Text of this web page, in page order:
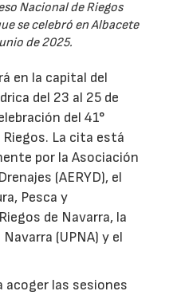
Nacional de Riegos
se celebró en Albacete
de 2025.
en la capital del
del 23 al 25 de
del 41°
La cita está
por la Asociación
(AERYD), el
Pesca y
de Navarra, la
(UPNA) y el
acoger las sesiones